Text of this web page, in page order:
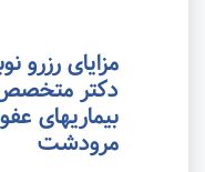
مزایای رزرو
دکتر
بیماریهای
مرودشت